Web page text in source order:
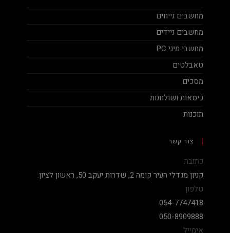
מחשבים נייחים
מחשבים ניידים
מחשבי מיני PC
טאבלטים
מסכים
כיסאות ושולחנות
תוכנות
צור קשר
כתובת
קניון מגדלי העיר קומה 2, שדרות יעקב 50, ראשון לציון.
טלפון
054-7747418
050-8909888
אימייל